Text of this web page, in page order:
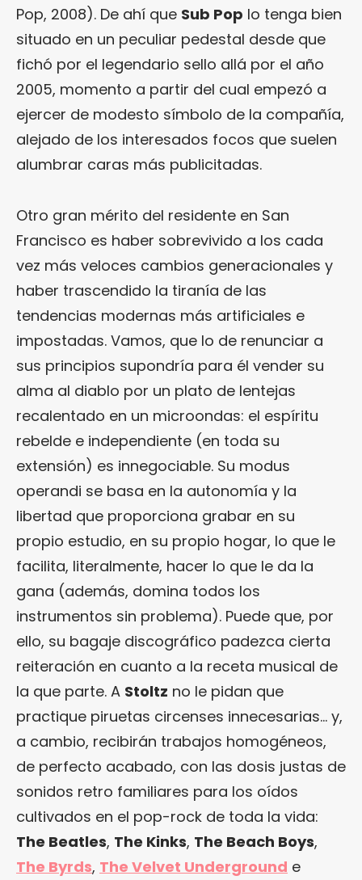
Pop, 2008). De ahí que Sub Pop lo tenga bien
situado en un peculiar pedestal desde que
fichó por el legendario sello allá por el año
2005, momento a partir del cual empezó a
ejercer de modesto símbolo de la compañía,
alejado de los interesados focos que suelen
alumbrar caras más publicitadas.
Otro gran mérito del residente en San
Francisco es haber sobrevivido a los cada
vez más veloces cambios generacionales y
haber trascendido la tiranía de las
tendencias modernas más artificiales e
impostadas. Vamos, que lo de renunciar a
sus principios supondría para él vender su
alma al diablo por un plato de lentejas
recalentado en un microondas: el espíritu
rebelde e independiente (en toda su
extensión) es innegociable. Su modus
operandi se basa en la autonomía y la
libertad que proporciona grabar en su
propio estudio, en su propio hogar, lo que le
facilita, literalmente, hacer lo que le da la
gana (además, domina todos los
instrumentos sin problema). Puede que, por
ello, su bagaje discográfico padezca cierta
reiteración en cuanto a la receta musical de
la que parte. A Stoltz no le pidan que
practique piruetas circenses innecesarias… y,
a cambio, recibirán trabajos homogéneos,
de perfecto acabado, con las dosis justas de
sonidos retro familiares para los oídos
cultivados en el pop-rock de toda la vida:
The Beatles, The Kinks, The Beach Boys,
The Byrds, The Velvet Underground e